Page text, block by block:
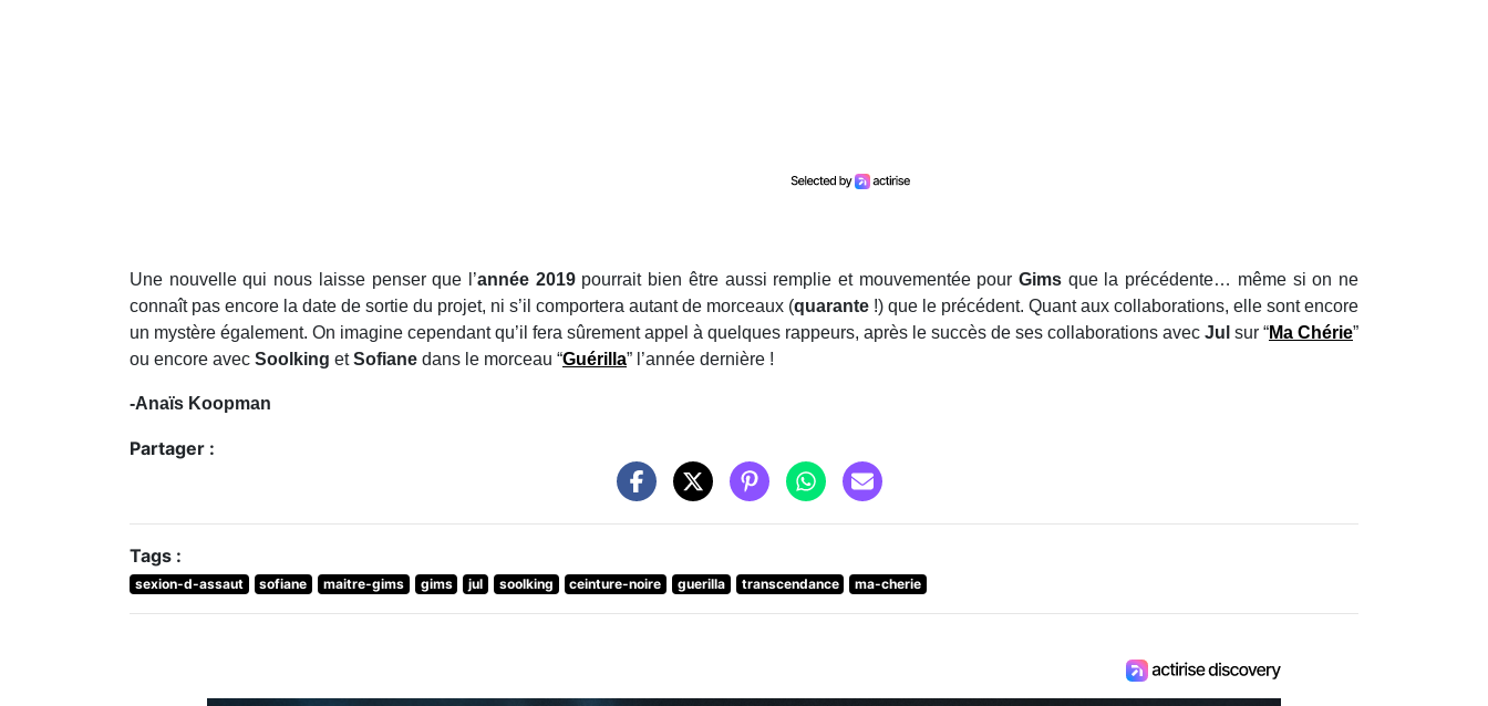
Une nouvelle qui nous laisse penser que l’année 2019pourrait bien être aussi remplie et mouvementée pour Gims que la précédente… même si on ne
connaît pas encore la date de sortie du projet, ni s’il comportera autant de morceaux (quarante !) que le précédent. Quant aux collaborations, elle sont encore
un mystère également. On imagine cependant qu’il fera sûrement appel à quelques rappeurs, après le succès de ses collaborations avec Jul sur “Ma Chérie”
ou encore avec Soolking etSofiane dans le morceau “Guérilla” l’année dernière !
-Anaïs Koopman
Partager :
Tags :
sexion-d-assaut sofiane maitre-gims gims jul soolking ceinture-noire guerilla transcendance ma-cherie